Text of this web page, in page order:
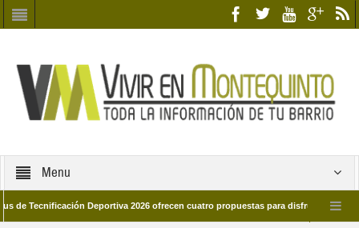
Menu
Deportiva 2026 ofrecen cuatro propuestas para disfrutar del deporte